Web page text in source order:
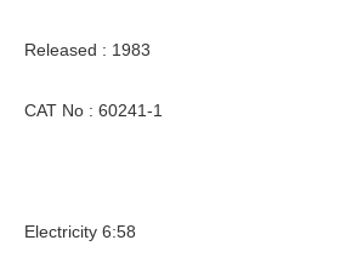
Released : 1983
CAT No : 60241-1
Electricity 6:58